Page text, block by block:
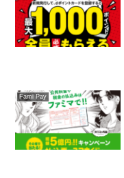
Fami Pay